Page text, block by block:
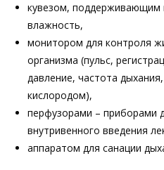
кувезом, поддерживающим
влажность,
монитором для контроля
организма (пульс,
давление, частота
кислородом),
перфузорами – приборами
внутривенного введения
аппаратом для санации